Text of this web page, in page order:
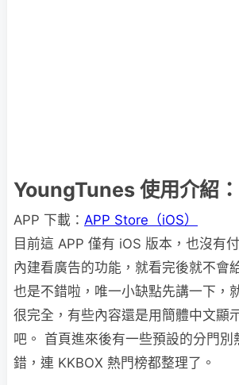
YoungTunes 使用介紹：
APP 下載： APP Store（iOS）
目前這 APP 僅有 iOS 版本，也沒有
內建看廣告的功能，就看完後就不會
也是不錯啦，唯一小缺點先講一下，
很完全，有些內容還是用簡體中文顯
吧。 首頁進來後有一些預設的分門別
錯，連 KKBOX 熱門榜都整理了。